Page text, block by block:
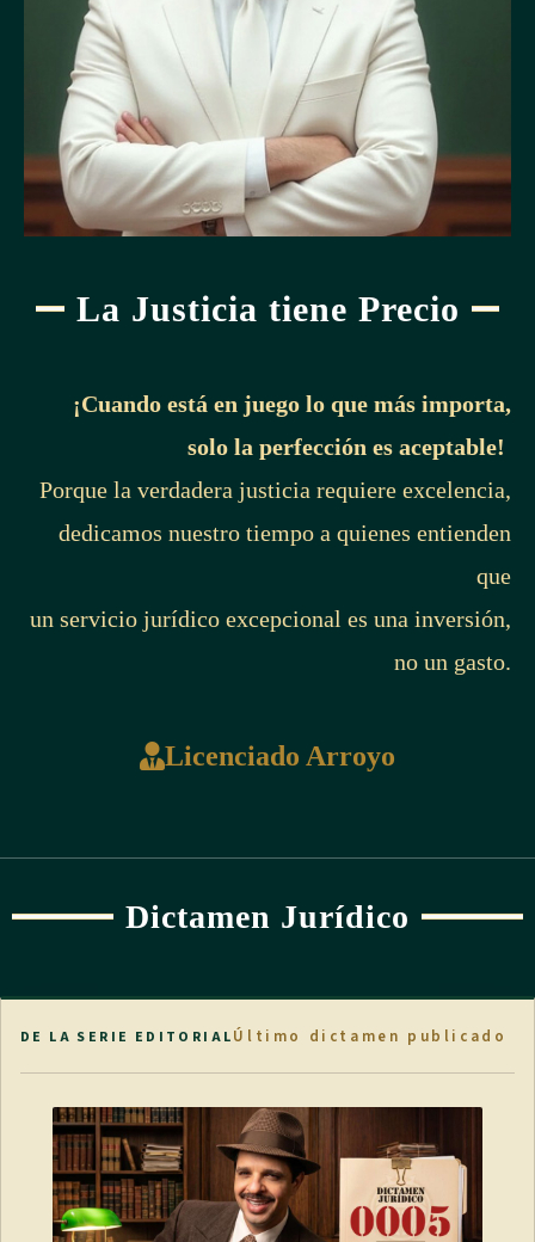
La Justicia tiene Precio
¡Cuando está en juego lo que más importa,
solo la perfección es aceptable!
Porque la verdadera justicia requiere excelencia,
dedicamos nuestro tiempo a quienes entienden
que
un servicio jurídico excepcional es una inversión,
no un gasto.
Licenciado Arroyo
Dictamen Jurídico
DE LA SERIE EDITORIALÚltimo dictamen publicado